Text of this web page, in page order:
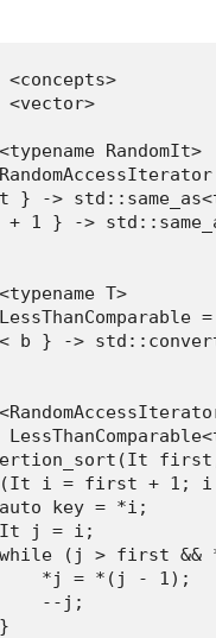
<vector>
RandomIt>
} ->
+ 1 } ->
T>
b } ->
i = first + 1; i
key = *i;
j = i;
(j > first &&
*j = *(j - 1);
--j;